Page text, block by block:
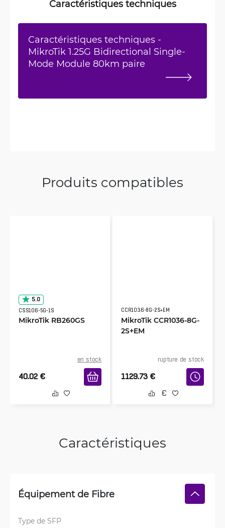
Caractéristiques techniques
Caractéristiques techniques -
MikroTik 1.25G Bidirectional Single-
Mode Module 80km paire
Produits compatibles
5.0
CSS106-5G-1S
MikroTik RB260GS
en stock
40.02 €
CCR1036-8G-2S+EM
MikroTik CCR1036-8G-
2S+EM
rupture de stock
1129.73 €
Caractéristiques
Équipement de Fibre
Type de SFP